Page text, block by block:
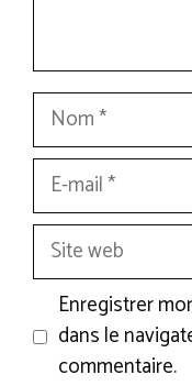
Nom
mail
Site
web
Enregistrer
dans le
commentaire.